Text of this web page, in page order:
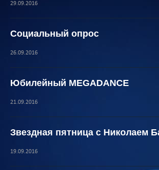
29.09.2016
Социальный опрос
26.09.2016
Юбилейный MEGADANCE
21.09.2016
Звездная пятница с Николаем
19.09.2016